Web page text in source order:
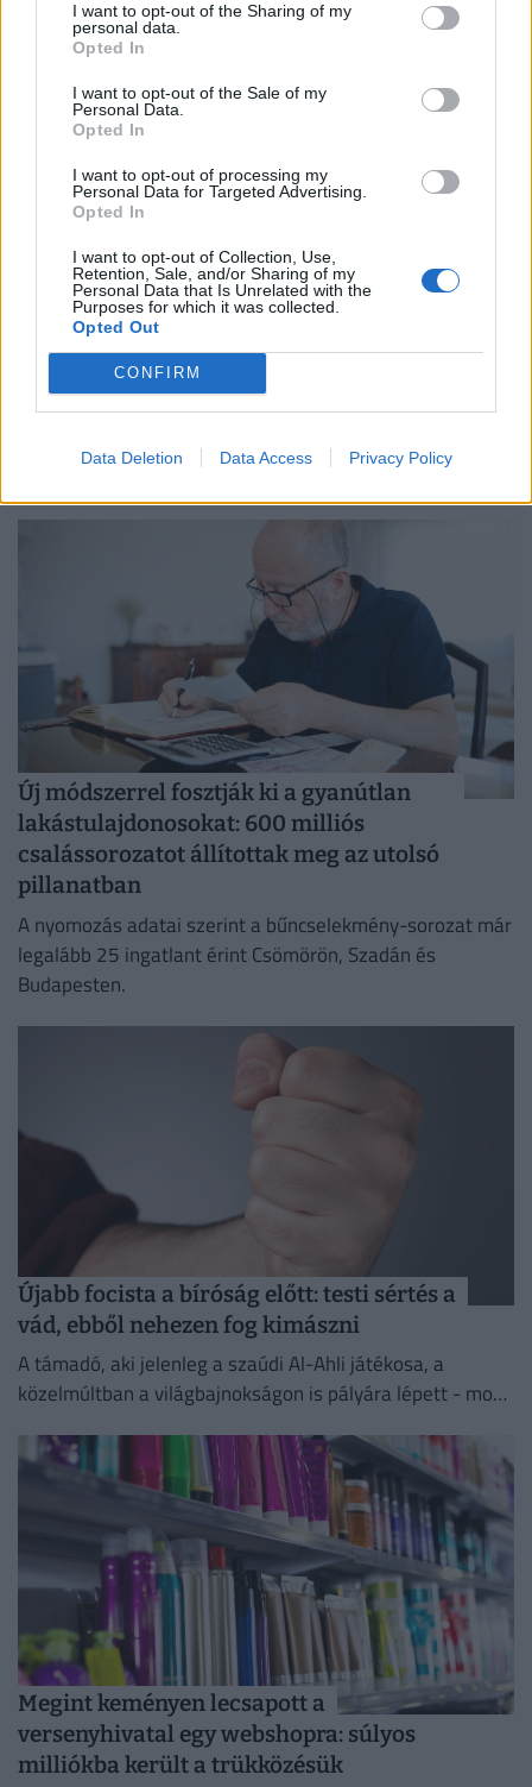
I want to opt-out of the Sharing of my
personal data.
Opted In
I want to opt-out of the Sale of my
Personal Data.
Opted In
I want to opt-out of processing my
Personal Data for Targeted Advertising.
Opted In
I want to opt-out of Collection, Use,
Retention, Sale, and/or Sharing of my
Personal Data that Is Unrelated with the
Purposes for which it was collected.
Opted Out
CONFIRM
Data Deletion Data Access Privacy Policy
#bankrablók #whisky #börtönbüntetés
1 HOZZÁSZÓLÁS
Csak bejelentkezett felhasználó szólhat hozzá.
Belépés itt!
A kommentkezelési szabályzatot
Felix DeSouza2 hónapja
Ha választani kell kettejük közül akkor Ambrus a
szimpatikusabb.
0 0
Új módszerrel fosztják ki a gyanútlan
lakástulajdonosokat: 600 milliós
csalássorozatot állítottak meg az utolsó
pillanatban
A nyomozás adatai szerint a bűncselekmény-sorozat már
legalább 25 ingatlant érint Csömörön, Szadán és
Budapesten.
Újabb focista a bíróság előtt: testi sértés a
vád, ebből nehezen fog kimászni
A támadó, aki jelenleg a szaúdi Al-Ahli játékosa, a
közelmúltban a világbajnokságon is pályára lépett - most
Megint keményen lecsapott a
versenyhivatal egy webshopra: súlyos
milliókba került a trükközésük